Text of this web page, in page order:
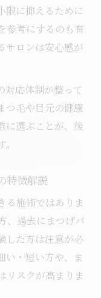
限に抑えるために
参考にするのも有
サロンは安心感が
対応体制が整って
つ毛や目元の健康
に選ぶことが、後
特徴解説
る施術ではありま
、過去にまつげパ
した方は注意が必
い・短い方や、ま
リスクが高まりま